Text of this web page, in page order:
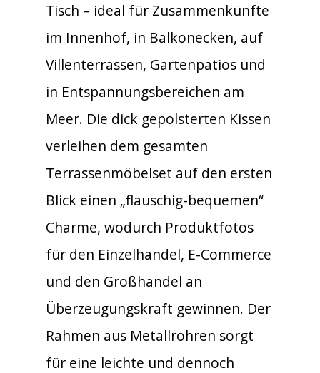
Tisch – ideal für Zusammenkünfte
im Innenhof, in Balkonecken, auf
Villenterrassen, Gartenpatios und
in Entspannungsbereichen am
Meer. Die dick gepolsterten Kissen
verleihen dem gesamten
Terrassenmöbelset auf den ersten
Blick einen „flauschig-bequemen“
Charme, wodurch Produktfotos
für den Einzelhandel, E-Commerce
und den Großhandel an
Überzeugungskraft gewinnen. Der
Rahmen aus Metallrohren sorgt
für eine leichte und dennoch